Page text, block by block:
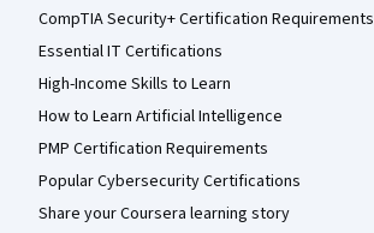
CompTIA Security+ Certification Requirements
Essential IT Certifications
High-Income Skills to Learn
How to Learn Artificial Intelligence
PMP Certification Requirements
Popular Cybersecurity Certifications
Share your Coursera learning story